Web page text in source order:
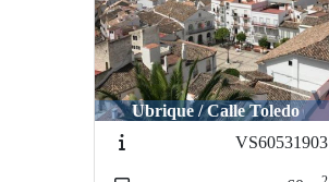
Ubrique / Calle Toledo
VS60531903